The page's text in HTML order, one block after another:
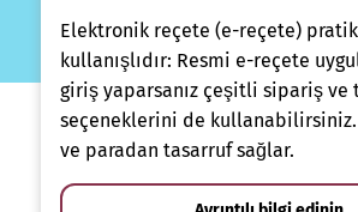
Elektronik reçete (e-reçete)
kullanışlıdır: Resmi e-reçete
giriş yaparsanız çeşitli sipariş ve
seçeneklerini de kullanabilirsiniz.
ve paradan tasarruf sağlar.